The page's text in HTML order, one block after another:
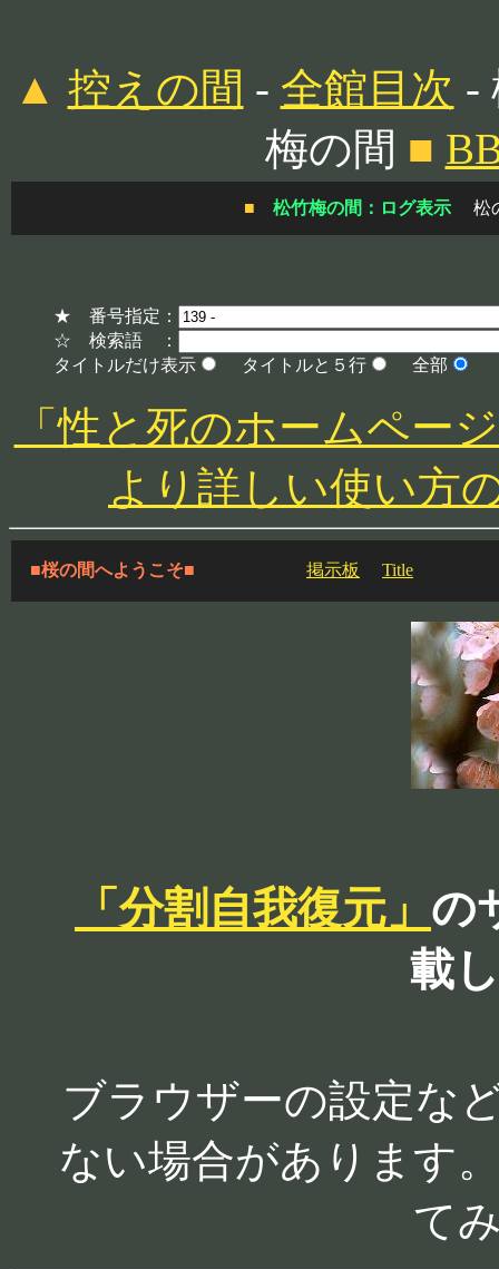
▲ 控えの間 - 全館目次 -
梅の間 ■
■ 松竹梅の間：ログ表示 松
★ 番号指定：
☆ 検索語 ：
タイトルだけ表示
タイトルと５行 全部
「性と死のホームペー
より詳しい使い方
■桜の間へようこそ■ 掲示板 Title
「分割自我復元」 の
載
ブラウザーの設定な
ない場合があります
て